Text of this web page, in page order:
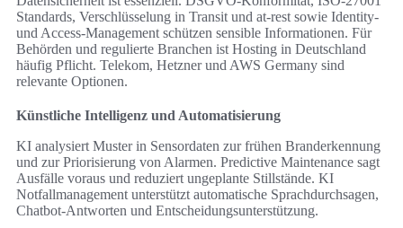
Standards, Verschlüsselung in Transit und at‑rest sowie Identity‑
und Access‑Management schützen sensible Informationen. Für
Behörden und regulierte Branchen ist Hosting in Deutschland
häufig Pflicht. Telekom, Hetzner und AWS Germany sind
relevante Optionen.
Künstliche Intelligenz und Automatisierung
KI analysiert Muster in Sensordaten zur frühen Branderkennung
und zur Priorisierung von Alarmen. Predictive Maintenance sagt
Ausfälle voraus und reduziert ungeplante Stillstände. KI
Notfallmanagement unterstützt automatische Sprachdurchsagen,
Chatbot‑Antworten und Entscheidungsunterstützung.